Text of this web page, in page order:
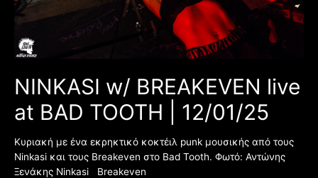
NINKASI w/ BREAKEVEN live
at BAD TOOTH | 12/01/25
Κυριακή με ένα εκρηκτικό κοκτέιλ punk μουσικής από τους
Ninkasi και τους Breakeven στο Bad Tooth. Φωτό: Αντώνης
Ξενάκης Ninkasi Breakeven